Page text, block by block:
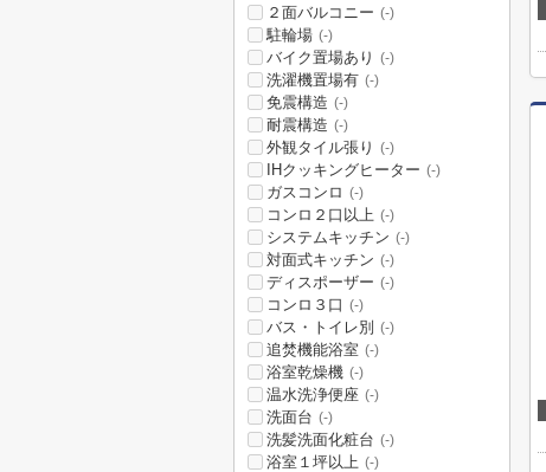
２面バルコニー (-)
駐輪場 (-)
バイク置場あり (-)
洗濯機置場有 (-)
免震構造 (-)
耐震構造 (-)
外観タイル張り (-)
IHクッキングヒーター (-)
ガスコンロ (-)
コンロ２口以上 (-)
システムキッチン (-)
対面式キッチン (-)
ディスポーザー (-)
コンロ３口 (-)
バス・トイレ別 (-)
追焚機能浴室 (-)
浴室乾燥機 (-)
温水洗浄便座 (-)
洗面台 (-)
洗髪洗面化粧台 (-)
浴室１坪以上 (-)